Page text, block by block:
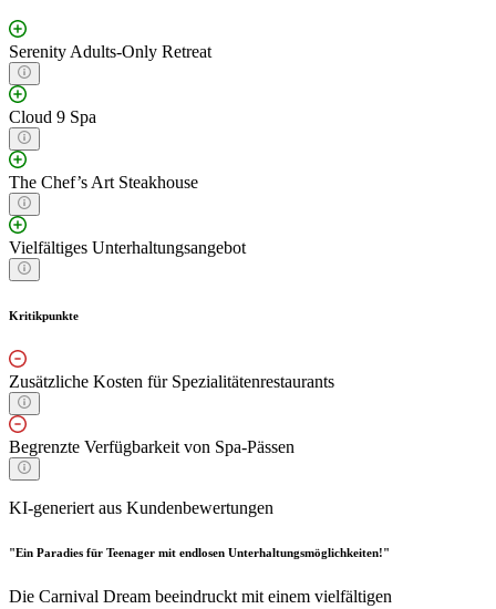
Serenity Adults-Only Retreat
Cloud 9 Spa
The Chef’s Art Steakhouse
Vielfältiges Unterhaltungsangebot
Kritikpunkte
Zusätzliche Kosten für Spezialitätenrestaurants
Begrenzte Verfügbarkeit von Spa-Pässen
KI-generiert aus Kundenbewertungen
"Ein Paradies für Teenager mit endlosen Unterhaltungsmöglichkeiten!"
Die Carnival Dream beeindruckt mit einem vielfältigen